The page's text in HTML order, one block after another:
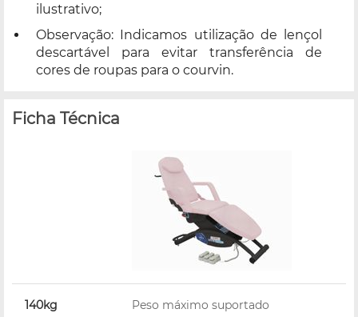
ilustrativo;
Observação: Indicamos utilização de lençol
descartável para evitar transferência de
cores de roupas para o courvin.
Ficha Técnica
140kg Peso máximo suportado